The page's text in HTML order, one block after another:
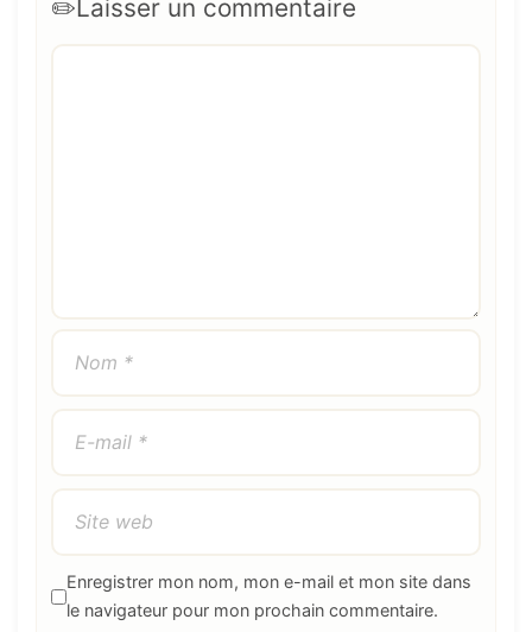
Laisser un commentaire
Enregistrer mon nom, mon e-mail et mon site dans
le navigateur pour mon prochain commentaire.